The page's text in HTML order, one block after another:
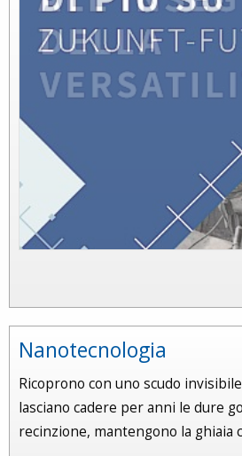
Nanotecnologia
Ricoprono con uno scudo
lasciano cadere per anni le dure
recinzione, mantengono la ghiaia